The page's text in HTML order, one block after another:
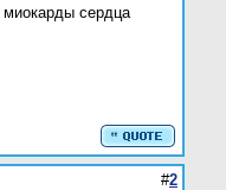
миокарды сердца
#2